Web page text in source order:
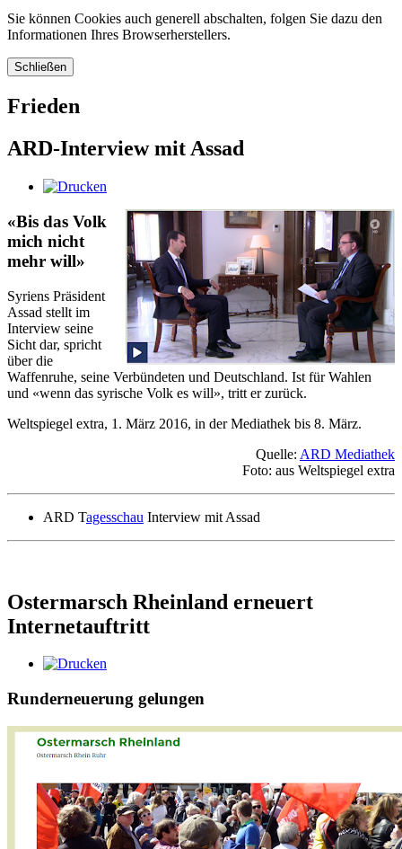
Sie können Cookies auch generell abschalten, folgen Sie dazu den
Informationen Ihres Browserherstellers.
Schließen
Frieden
ARD-Interview mit Assad
«Bis das Volk
mich nicht
mehr will»
Syriens Präsident
Assad stellt im
Interview seine
Sicht dar, spricht
über die
Waffenruhe, seine Verbündeten und Deutschland. Ist für Wahlen
und «wenn das syrische Volk es will», tritt er zurück.
Weltspiegel extra, 1. März 2016, in der Mediathek bis 8. März.
Quelle: ARD Mediathek
Foto: aus Weltspiegel extra
ARD Tagesschau Interview mit Assad
Ostermarsch Rheinland erneuert
Internetauftritt
Runderneuerung gelungen